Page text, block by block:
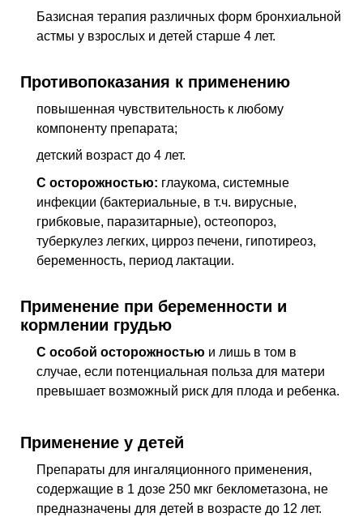
Базисная терапия различных форм бронхиальной
астмы у взрослых и детей старше 4 лет.
Противопоказания к применению
повышенная чувствительность к любому
компоненту препарата;
детский возраст до 4 лет.
С осторожностью: глаукома, системные
инфекции (бактериальные, в т.ч. вирусные,
грибковые, паразитарные), остеопороз,
туберкулез легких, цирроз печени, гипотиреоз,
беременность, период лактации.
Применение при беременности и
кормлении грудью
С особой осторожностью и лишь в том в
случае, если потенциальная польза для матери
превышает возможный риск для плода и ребенка.
Применение у детей
Препараты для ингаляционного применения,
содержащие в 1 дозе 250 мкг беклометазона, не
предназначены для детей в возрасте до 12 лет.